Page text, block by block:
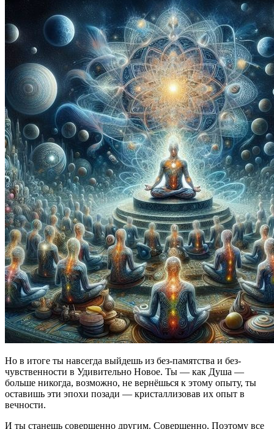
Но в итоге ты навсегда выйдешь из без-памятства и без-
чувственности в Удивительно Новое. Ты — как Душа —
больше никогда, возможно, не вернёшься к этому опыту, ты
оставишь эти эпохи позади — кристаллизовав их опыт в
вечности.
И ты станешь совершенно другим. Совершенно. Поэтому все